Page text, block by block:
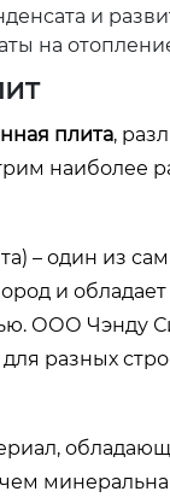
и
на
плита,
наиболее
– один из
и
ООО Чэнду
разных